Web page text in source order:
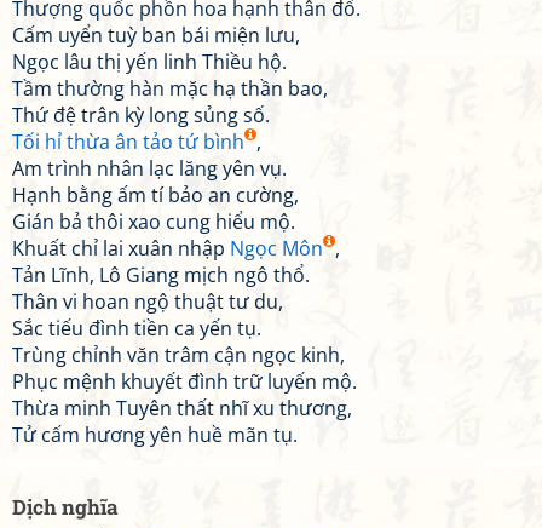
Thượng quốc phồn hoa hạnh thân đổ.
Cấm uyển tuỳ ban bái miện lưu,
Ngọc lâu thị yến linh Thiều hộ.
Tầm thường hàn mặc hạ thần bao,
Thứ đệ trân kỳ long sủng số.
Tối hỉ thừa ân tảo tứ bình ,
Am trình nhân lạc lăng yên vụ.
Hạnh bằng ấm tí bảo an cường,
Gián bả thôi xao cung hiểu mộ.
Khuất chỉ lai xuân nhập Ngọc Môn ,
Tản Lĩnh, Lô Giang mịch ngô thổ.
Thân vi hoan ngộ thuật tư du,
Sắc tiếu đình tiền ca yến tụ.
Trùng chỉnh văn trâm cận ngọc kinh,
Phục mệnh khuyết đình trữ luyến mộ.
Thừa minh Tuyên thất nhĩ xu thương,
Tử cấm hương yên huề mãn tụ.
Dịch nghĩa